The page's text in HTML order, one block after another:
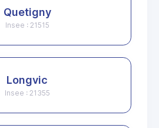
Quetigny
Insee : 21515
Longvic
Insee : 21355